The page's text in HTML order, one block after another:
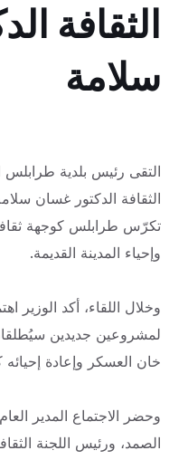
الثقافة
سلامة
التقى رئيس بلدية طرابلس
الثقافة الدكتور غسان
تكرّس طرابلس كوجهة
وإحياء المدينة القديمة.
وخلال اللقاء، أكد الوزير
لمشروعين جديدين
خان العسكر وإعادة إحيائه
وحضر الاجتماع المدير
الصمد، ورئيس اللجنة